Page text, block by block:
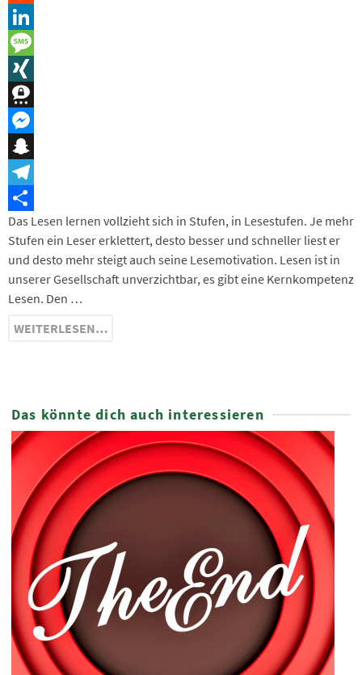
Reddit
LinkedIn
Message
XING
Threema
Messenger
Snapchat
Telegram
Teilen
Das Lesen lernen vollzieht sich in Stufen, in Lesestufen. Je mehr
Stufen ein Leser erklettert, desto besser und schneller liest er
und desto mehr steigt auch seine Lesemotivation. Lesen ist in
unserer Gesellschaft unverzichtbar, es gibt eine Kernkompetenz
Lesen. Den …
WEITERLESEN…
Das könnte dich auch interessieren